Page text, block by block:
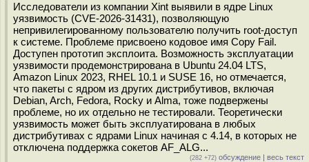
Исследователи из компании Xint выявили в ядре Linux
уязвимость (CVE-2026-31431), позволяющую
непривилегированному пользователю получить root-доступ
к системе. Проблеме присвоено кодовое имя Copy Fail.
Доступен прототип эксплоита. Возможность эксплуатации
уязвимости продемонстрирована в Ubuntu 24.04 LTS,
Amazon Linux 2023, RHEL 10.1 и SUSE 16, но отмечается,
что пакеты с ядром из других дистрибутивов, включая
Debian, Arch, Fedora, Rocky и Alma, тоже подвержены
проблеме, но их отдельно не тестировали. Теоретически
уязвимость может быть эксплуатирована в любых
дистрибутивах с ядрами Linux начиная с 4.14, в которых не
отключена поддержка сокетов AF_ALG...
(282 +72) обсуждение | весь текст